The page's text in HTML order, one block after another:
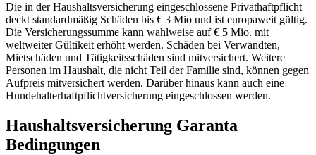
Die in der Haushaltsversicherung eingeschlossene Privathaftpflicht
deckt standardmäßig Schäden bis € 3 Mio und ist europaweit gültig.
Die Versicherungssumme kann wahlweise auf € 5 Mio. mit
weltweiter Gültikeit erhöht werden. Schäden bei Verwandten,
Mietschäden und Tätigkeitsschäden sind mitversichert. Weitere
Personen im Haushalt, die nicht Teil der Familie sind, können gegen
Aufpreis mitversichert werden. Darüber hinaus kann auch eine
Hundehalterhaftpflichtversicherung eingeschlossen werden.
Haushaltsversicherung Garanta
Bedingungen